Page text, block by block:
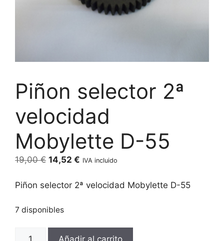
Piñon selector 2ª
velocidad
Mobylette D-55
19,00€ El
original
19,00 €.
14,52 € El
actual
IVA incluido
Piñon selector 2ª velocidad Mobylette D-55
7 disponibles
Añadir al carrito